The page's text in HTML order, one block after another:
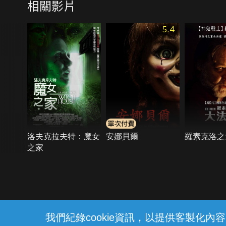
我們紀錄cookie資訊，以提供客製化內
相關影片
洛夫克拉夫特：魔女
之家
5.4
安娜貝爾 羅素克洛